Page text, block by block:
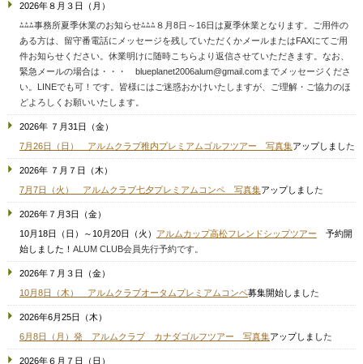
2026年８月３日（月）
⁂⁂⁂事務所夏季休業のお知らせ⁂⁂⁂８月8日～16日は夏季休業となります。ご用件の
ある方は、留守番電話にメッセージを残していただくかメールまたはFAXにてご用
件お知らせください。休業明けに随時こちらより返信させていただきます。なお、
緊急メールの場合は・・・ blueplanet2006alum@gmail.comまでメッセージくださ
い。 LINEでも可！です。皆様にはご迷惑おかけいたしますが、ご理解・ご協力のほ
どよろしくお願いいたします。
2026年 ７月31日（金）
7月26日（日） アルムクラブ稚内プレミアムゴルフツアー 写真集アップしました
2026年 ７月７日（木）
7月7日（火） アルムクラブ七夕プレミアムコンペ 写真集アップしました
2026年７月3日（金）
10月18日（日）～10月20日（火） アルムカップ高松フレンドシップツアー
予約開
始しました！ ALUM CLUB会員先行予約です。
2026年７月３日（金）
10月8日（木） アルムクラブオータムプレミアムコンペ募集開始しました
2026年6月25日（木）
6月8日（月）発 アルムクラブ カナダゴルフツアー 写真集アップしました
2026年６月７日（日）